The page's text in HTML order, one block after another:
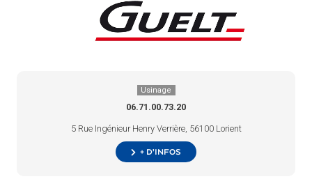
Usinage
06.71.00.73.20
5 Rue Ingénieur Henry Verrière, 56100 Lorient
+ d’infos